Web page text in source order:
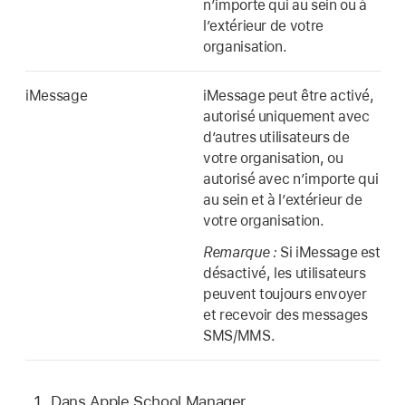
n’importe qui au sein ou à
l’extérieur de votre
organisation.
iMessage
iMessage peut être activé,
autorisé uniquement avec
d’autres utilisateurs de
votre organisation, ou
autorisé avec n’importe qui
au sein et à l’extérieur de
votre organisation.
Remarque : Si iMessage est
désactivé, les utilisateurs
peuvent toujours envoyer
et recevoir des messages
SMS/MMS.
Dans Apple School Manager